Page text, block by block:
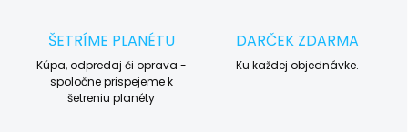
ŠETRÍME PLANÉTU
Kúpa, odpredaj či oprava -
spoločne prispejeme k
šetreniu planéty
DARČEK ZDARMA
Ku každej objednávke.